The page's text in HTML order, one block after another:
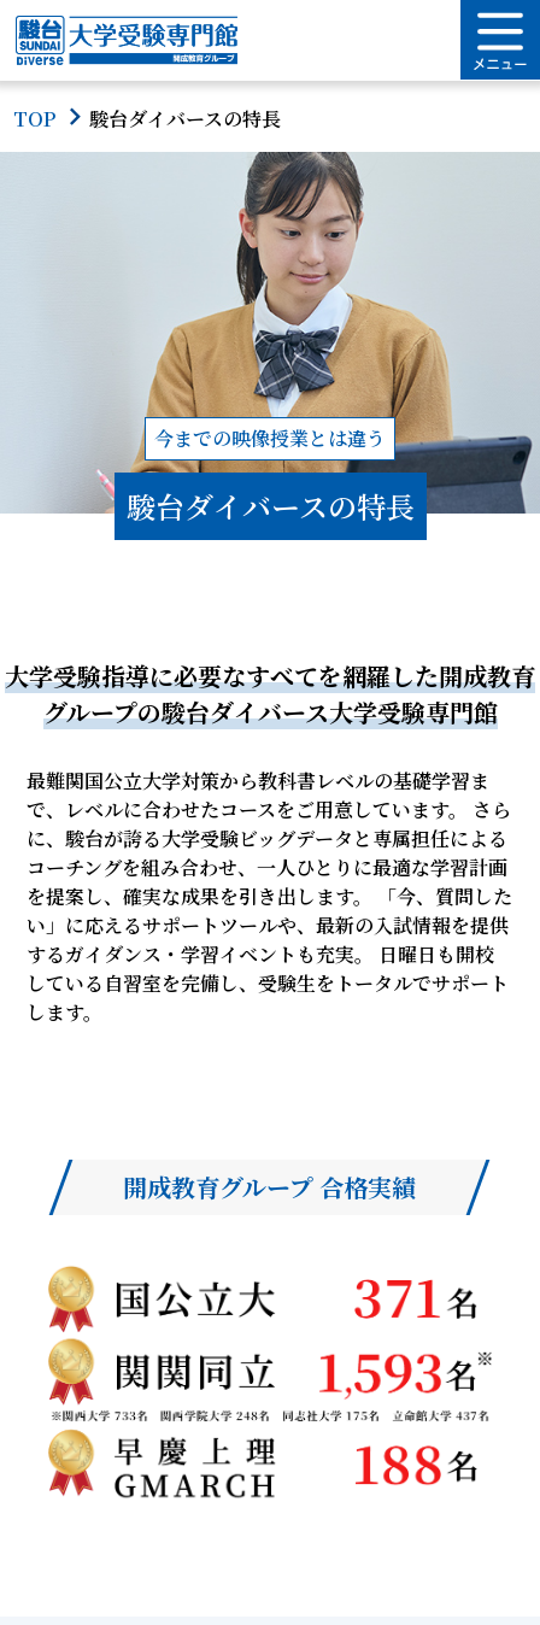
TOP 駿台ダイバースの特長
今までの映像授業とは違う
駿台ダイバースの特長
大学受験指導に必要なすべてを網羅した開成教育
グループの駿台ダイバース大学受験専門館
最難関国公立大学対策から教科書レベルの基礎学習ま
で、レベルに合わせたコースをご用意しています。
さら
に、駿台が誇る大学受験ビッグデータと専属担任による
コーチングを組み合わせ、一人ひとりに最適な学習計画
を提案し、確実な成果を引き出します。
「今、質問した
い」に応えるサポートツールや、最新の入試情報を提供
するガイダンス・学習イベントも充実。
日曜日も開校
している自習室を完備し、受験生をトータルでサポート
します。
開成教育グループ 合格実績